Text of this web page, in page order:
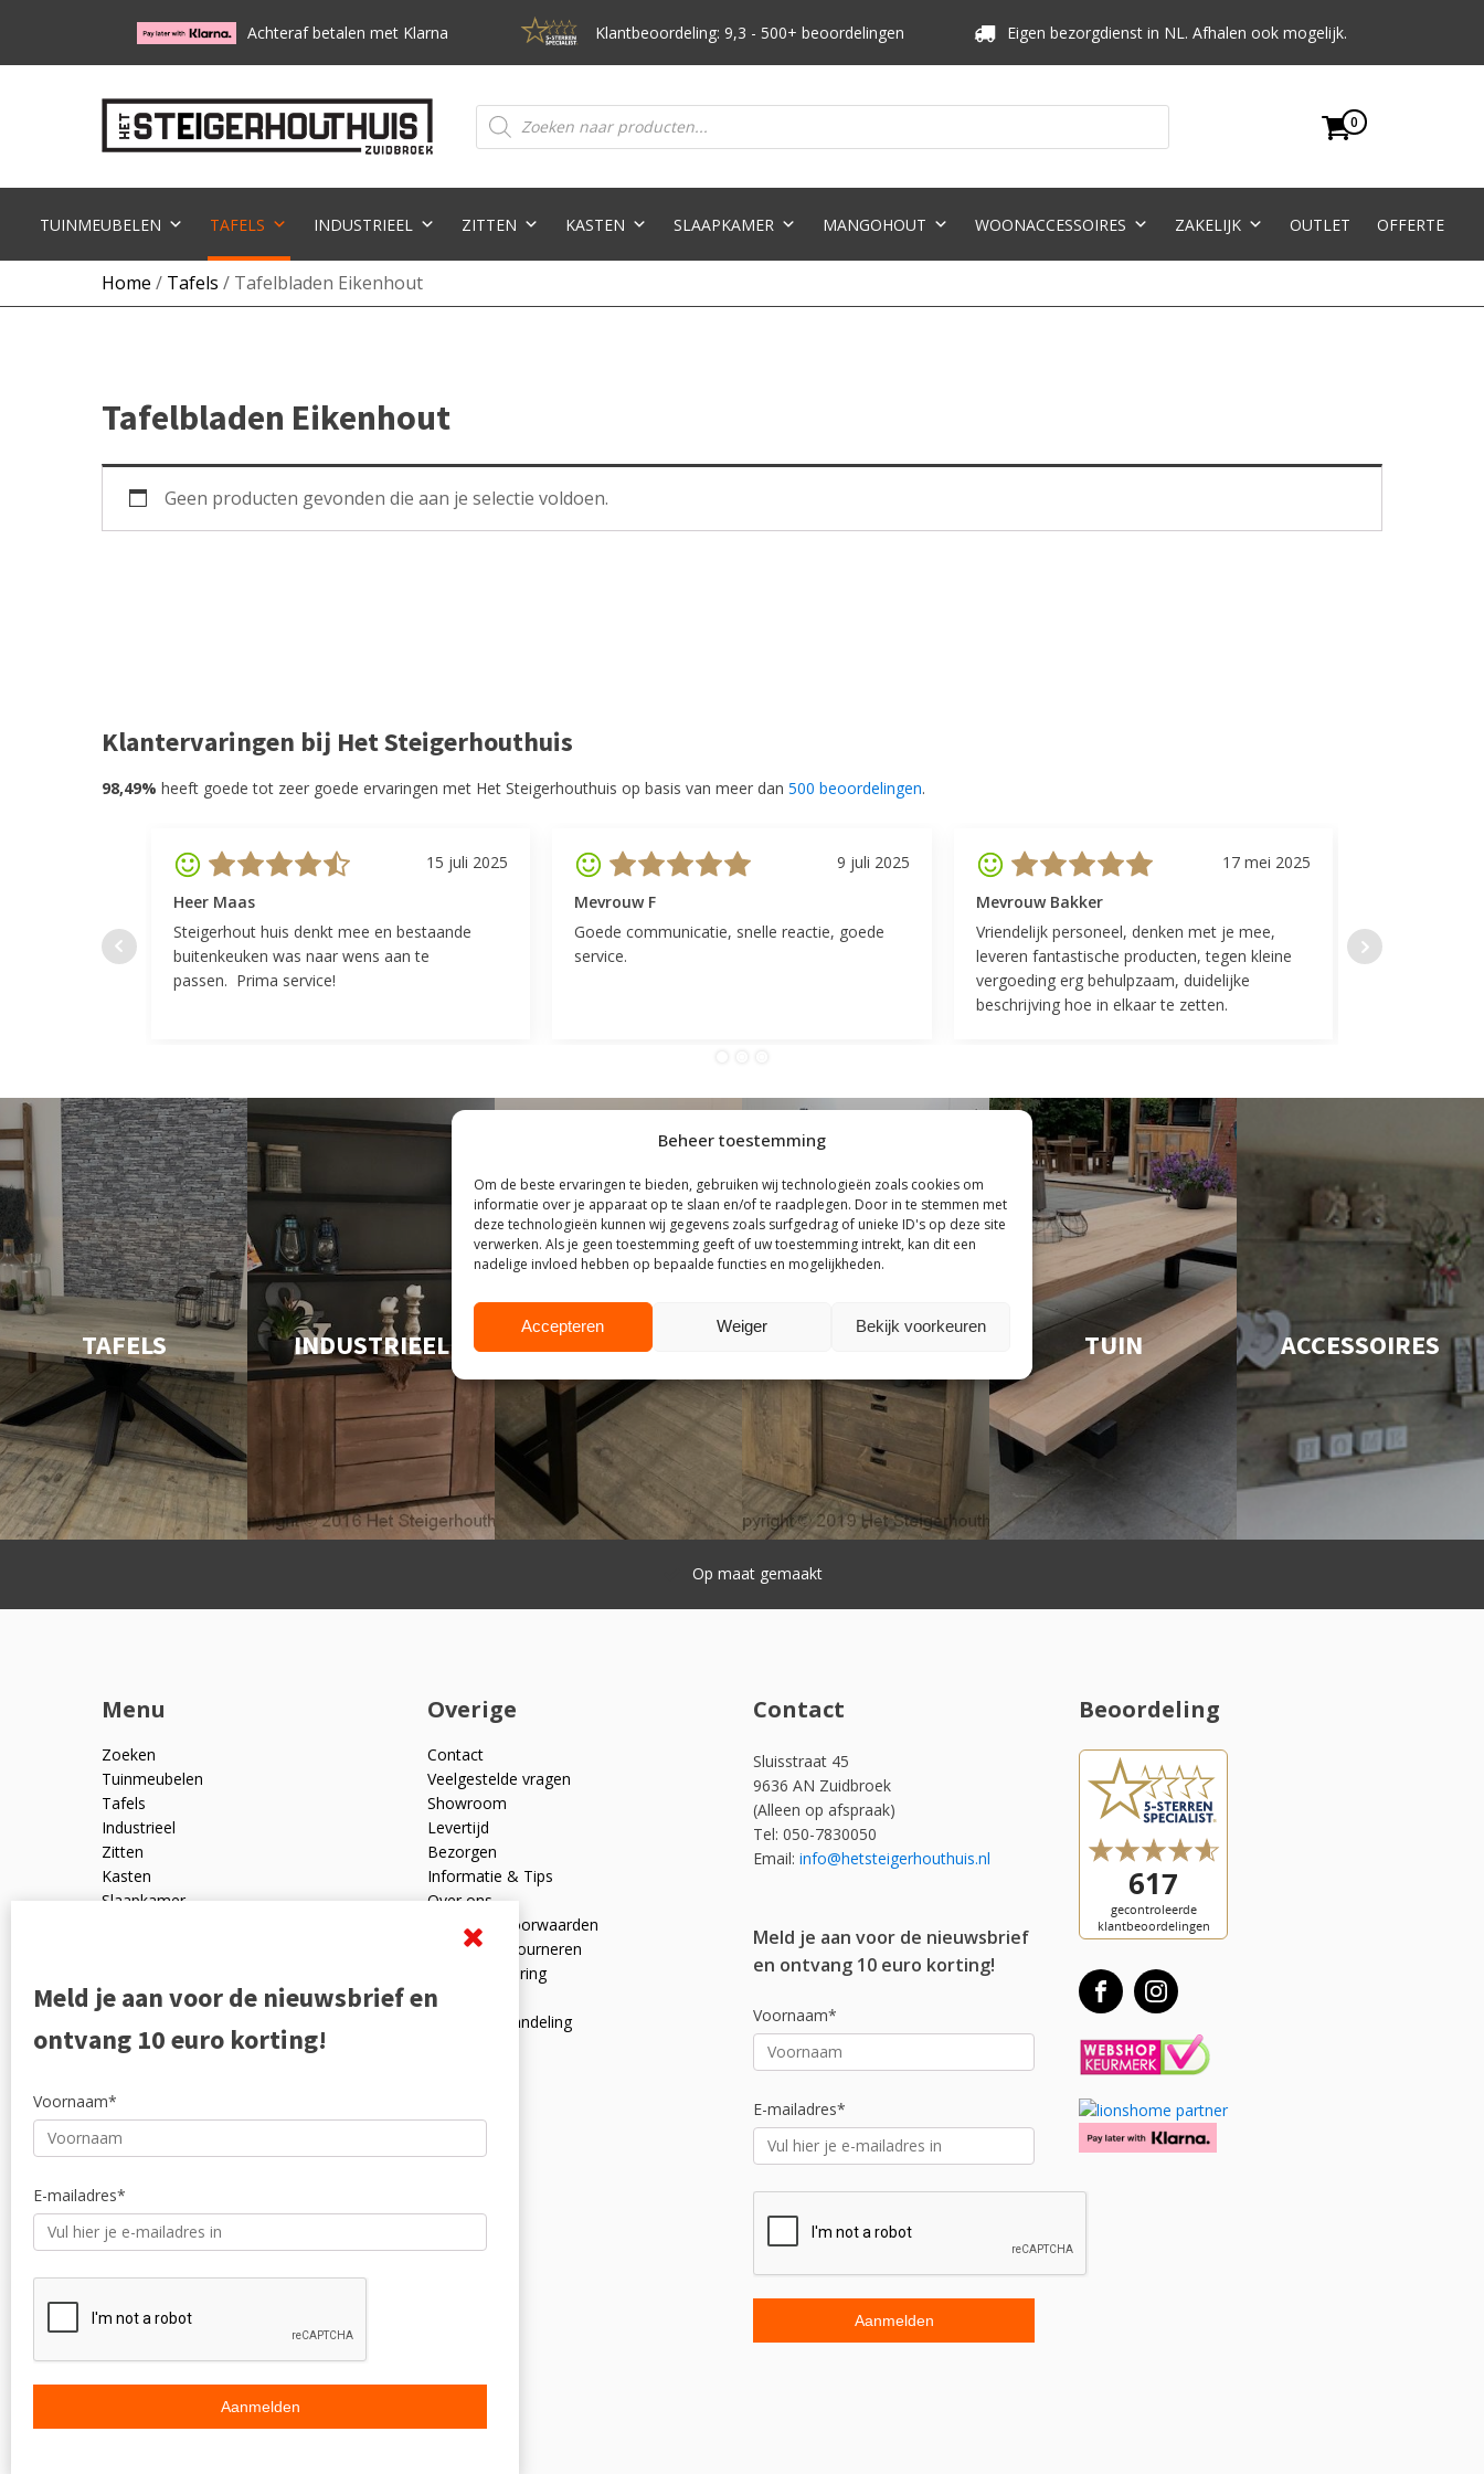
Beheer toestemming
Om de beste ervaringen te bieden, gebruiken wij technologieën zoals cookies om
informatie over je apparaat op te slaan en/of te raadplegen. Door in te stemmen met
deze technologieën kunnen wij gegevens zoals surfgedrag of unieke ID's op deze site
verwerken. Als je geen toestemming geeft of uw toestemming intrekt, kan dit een
nadelige invloed hebben op bepaalde functies en mogelijkheden.
Accepteren Weiger Bekijk voorkeuren
Achteraf betalen met Klarna Klantbeoordeling: 9,3 - 500+ beoordelingen Eigen bezorgdienst in NL. Afhalen ook mogelijk.
Producten
zoeken
0
TUINMEUBELEN TAFELS INDUSTRIEEL ZITTEN KASTEN SLAAPKAMER MANGOHOUT WOONACCESSOIRES ZAKELIJK OUTLET OFFERTE
Home / Tafels / Tafelbladen Eikenhout
Tafelbladen Eikenhout
Geen producten gevonden die aan je selectie voldoen.
Klantervaringen bij Het Steigerhouthuis
98,49% heeft goede tot zeer goede ervaringen met Het Steigerhouthuis op basis van meer dan 500 beoordelingen.
15 juli 2025
Heer Maas
Steigerhout huis denkt mee en bestaande
buitenkeuken was naar wens aan te
passen. Prima service!
9 juli 2025
Mevrouw F
Goede communicatie, snelle reactie, goede
service.
17 mei 2025
Mevrouw Bakker
Vriendelijk personeel, denken met je mee,
leveren fantastische producten, tegen kleine
vergoeding erg behulpzaam, duidelijke
beschrijving hoe in elkaar te zetten.
Top geregeld!
indelingen die
TAFELS INDUSTRIEEL ZITTEN KASTEN TUIN ACCESSOIRES
Menu
Zoeken
Tuinmeubelen
Tafels
Industrieel
Zitten
Kasten
Slaapkamer
Outlet
Overige
Contact
Veelgestelde vragen
Showroom
Levertijd
Bezorgen
Informatie & Tips
Over ons
Algemene voorwaarden
Ruilen en retourneren
Privacyverklaring
Reviewpolicy
Klachtenafhandeling
Contact
Sluisstraat 45
9636 AN Zuidbroek
(Alleen op afspraak)
Tel: 050-7830050
Email: info@hetsteigerhouthuis.nl
Meld je aan voor de nieuwsbrief
en ontvang 10 euro korting!
Voornaam*
E-mailadres*
Beoordeling
Meld je aan voor de nieuwsbrief en
ontvang 10 euro korting!
Voornaam*
E-mailadres*